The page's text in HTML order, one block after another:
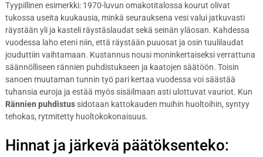
Tyypillinen esimerkki: 1970-luvun omakotitalossa kourut olivat
tukossa useita kuukausia, minkä seurauksena vesi valui jatkuvasti
räystään yli ja kasteli räystäslaudat sekä seinän yläosan. Kahdessa
vuodessa laho eteni niin, että räystään puuosat ja osin tuulilaudat
jouduttiin vaihtamaan. Kustannus nousi moninkertaiseksi verrattuna
säännölliseen rännien puhdistukseen ja kaatojen säätöön. Toisin
sanoen muutaman tunnin työ pari kertaa vuodessa voi säästää
tuhansia euroja ja estää myös sisäilmaan asti ulottuvat vauriot. Kun
Rännien puhdistussidotaan kattokauden muihin huoltoihin, syntyy
tehokas, rytmitetty huoltokokonaisuus.
Hinnat ja järkevä päätöksenteko: